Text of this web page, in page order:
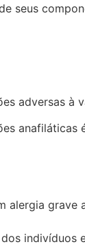
seus
adversas à
anafiláticas
indivíduos